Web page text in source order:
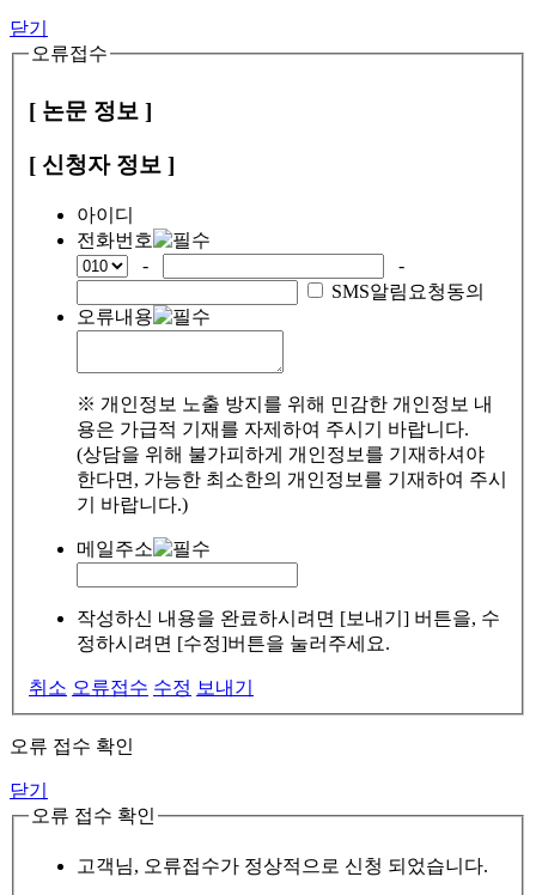
닫기
오류접수
[ 논문 정보 ]
[ 신청자 정보 ]
아이디
전화번호
-
-
SMS알림요청동의
오류내용
※ 개인정보 노출 방지를 위해 민감한 개인정보 내
용은 가급적 기재를 자제하여 주시기 바랍니다.
(상담을 위해 불가피하게 개인정보를 기재하셔야
한다면, 가능한 최소한의 개인정보를 기재하여 주시
기 바랍니다.)
메일주소
작성하신 내용을 완료하시려면 [보내기] 버튼을, 수
정하시려면 [수정]버튼을 눌러주세요.
취소 오류접수 수정 보내기
오류 접수 확인
닫기
오류 접수 확인
고객님, 오류접수가 정상적으로 신청 되었습니다.